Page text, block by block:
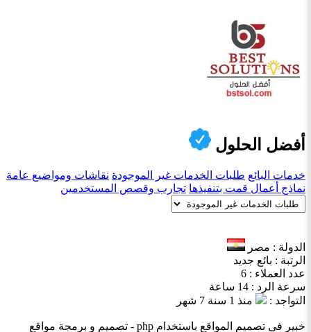
أفضل الحلول
خدمات البائع طلبات الخدمات غير الموجودة نقاشات ومواضيع عامة
نماذج أعمال قمت بتنفيذها تجارب وقصص المستخدمين
الدولة : مصر
الرتبة : بائع جديد
عدد العملاء : 6
سرعة الرد : 14 ساعة
التواجد :
منذ 1 سنة 7 شهر
خبير فى تصميم المواقع باستخدام php - تصميم و برمجة مواقع